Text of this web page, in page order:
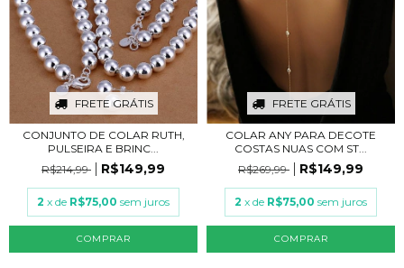
FRETE GRÁTIS
CONJUNTO DE COLAR RUTH,
PULSEIRA E BRINC...
R$214,99
R$149,99
2 x de R$75,00 sem juros
COMPRAR
FRETE GRÁTIS
COLAR ANY PARA DECOTE
COSTAS NUAS COM ST...
R$269,99
R$149,99
2 x de R$75,00 sem juros
COMPRAR